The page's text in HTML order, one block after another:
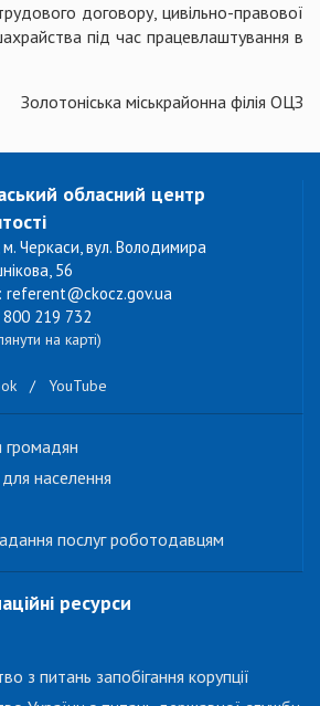
договору, цивільно-правової
під час працевлаштування в
Золотоніська міськрайонна філія ОЦЗ
обласний центр
Черкаси, вул. Володимира
56
referent@ckocz.gov.ua
800 219 732
на карті)
/ YouTube
громадян
населення
послуг роботодавцям
ресурси
з питань запобігання корупції